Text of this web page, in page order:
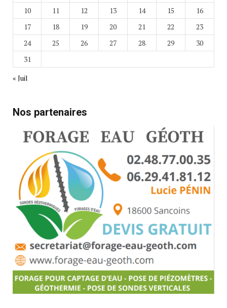
10
11 12 13 14 15
16
17
18 19 20 21 22
23
24
25 26 27 28 29
30
31
« Juil
Nos partenaires